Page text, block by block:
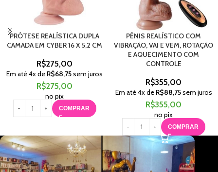
PRÓTESE REALÍSTICA DUPLA
CAMADA EM CYBER 16 X 5,2 CM
R$275,00
Em até4x de R$68,75sem juros
R$275,00
no pix
COMPRAR
PÊNIS REALÍSTICO COM
VIBRAÇÃO, VAI E VEM, ROTAÇÃO
E AQUECIMENTO COM
CONTROLE
R$355,00
Em até4x de R$88,75sem juros
R$355,00
no pix
COMPRAR